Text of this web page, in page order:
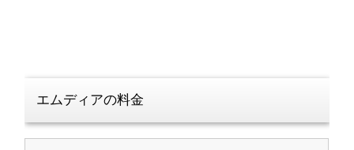
エムディアの料金